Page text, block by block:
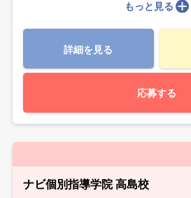
もっと見る
詳細を見る
応募する
ナビ個別指導学院 高島校